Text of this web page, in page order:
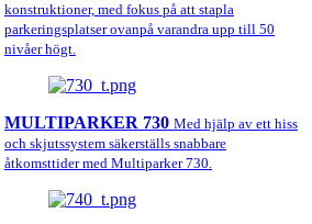
konstruktioner, med fokus på att stapla
parkeringsplatser ovanpå varandra upp till 50
nivåer högt.
MULTIPARKER 730 Med hjälp av ett hiss
och skjutssystem säkerställs snabbare
åtkomsttider med Multiparker 730.